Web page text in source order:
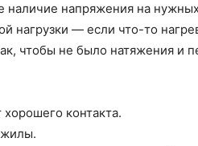
напряжения на нужных
— если что-то
чтобы не было натяжения и
контакта.